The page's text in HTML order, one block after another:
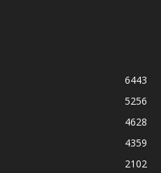
6443
5256
4628
4359
2102